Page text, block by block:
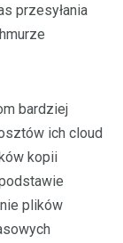
przesyłania
bardziej
ich cloud
kopii
plików